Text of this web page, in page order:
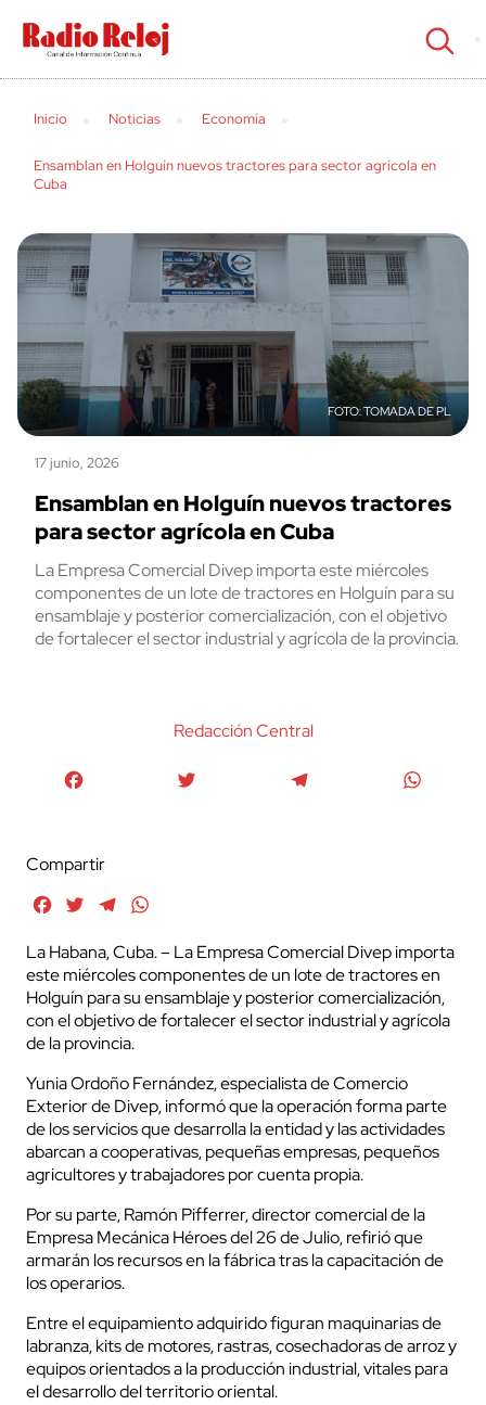
cerrar
Inicio Noticias Economía
Ensamblan en Holguín nuevos tractores para sector agrícola en
Cuba
TOMADA DE PL
17 junio, 2026
Ensamblan en Holguín nuevos tractores
para sector agrícola en Cuba
La Empresa Comercial Divep importa este miércoles
componentes de un lote de tractores en Holguín para su
ensamblaje y posterior comercialización, con el objetivo
de fortalecer el sector industrial y agrícola de la provincia.
Redacción Central
Compartir
FacebookTwitterTelegram
La Habana, Cuba. – La Empresa Comercial Divep importa
este miércoles componentes de un lote de tractores en
Holguín para su ensamblaje y posterior comercialización,
con el objetivo de fortalecer el sector industrial y agrícola
de la provincia.
Yunia Ordoño Fernández, especialista de Comercio
Exterior de Divep, informó que la operación forma parte
de los servicios que desarrolla la entidad y las actividades
abarcan a cooperativas, pequeñas empresas, pequeños
agricultores y trabajadores por cuenta propia.
Por su parte, Ramón Pifferrer, director comercial de la
Empresa Mecánica Héroes del 26 de Julio, refirió que
armarán los recursos en la fábrica tras la capacitación de
los operarios.
Entre el equipamiento adquirido figuran maquinarias de
labranza, kits de motores, rastras, cosechadoras de arroz y
equipos orientados a la producción industrial, vitales para
el desarrollo del territorio oriental.